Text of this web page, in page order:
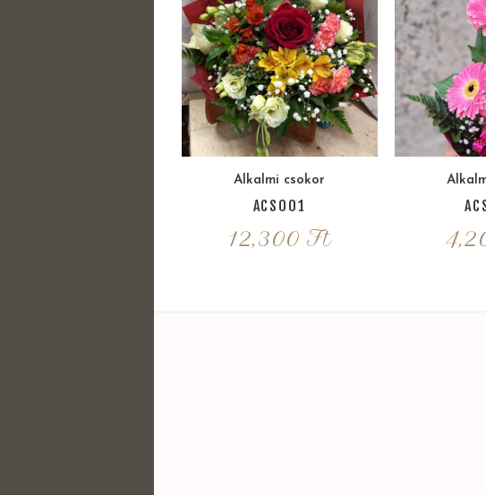
Alkalmi csokor
ACS001
12,300 Ft